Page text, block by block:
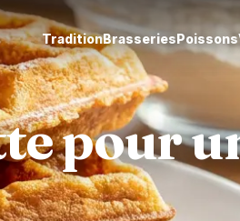
TraditionBrasseriesPoissons
pour